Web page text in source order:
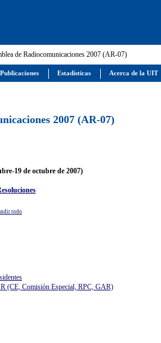
de Radiocomunicaciones 2007 (AR-07)
2007 (AR-07)
19 de octubre de 2007)
todo
(CE, Comisión Especial, RPC, GAR)
Publicaciones Estadísticas Acerca de la UIT